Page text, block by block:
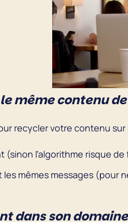
même contenu
recycler votre contenu
(sinon l’algorithme risque
mêmes messages (pour
dans son